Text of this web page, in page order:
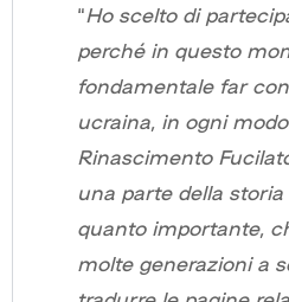
“Ho scelto di
perché in questo
fondamentale far
ucraina, in ogni
Rinascimento
una parte della
quanto importante,
molte generazioni a